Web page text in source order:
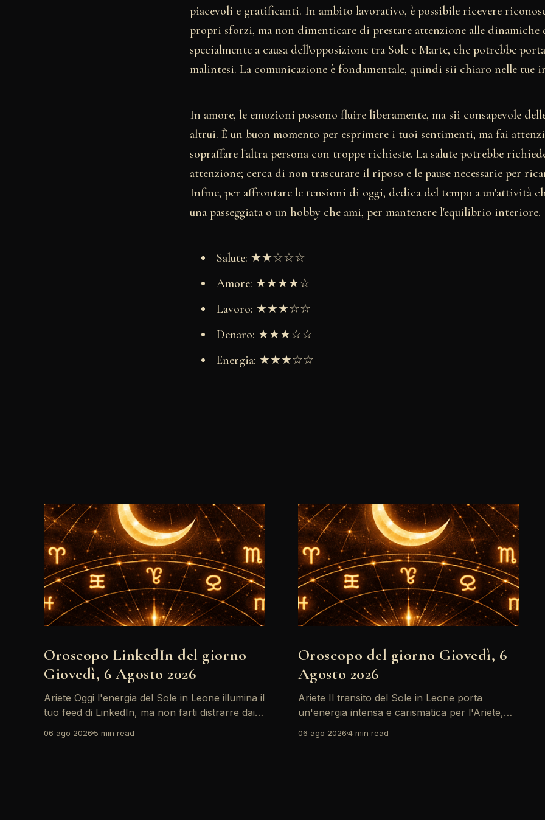
piacevoli e gratificanti. In ambito lavorativo, è possibile ricevere
propri sforzi, ma non dimenticare di prestare attenzione alle dinamiche
specialmente a causa dell'opposizione tra Sole e Marte, che potrebbe
malintesi. La comunicazione è fondamentale, quindi sii chiaro nelle tue
In amore, le emozioni possono fluire liberamente, ma sii consapevole
altrui. È un buon momento per esprimere i tuoi sentimenti, ma fai
sopraffare l'altra persona con troppe richieste. La salute potrebbe
attenzione; cerca di non trascurare il riposo e le pause necessarie per
Infine, per affrontare le tensioni di oggi, dedica del tempo a un'attività
una passeggiata o un hobby che ami, per mantenere l'equilibrio interiore.
Salute: ★★☆☆☆
Amore: ★★★★☆
Lavoro: ★★★☆☆
Denaro: ★★★☆☆
Energia: ★★★☆☆
Oroscopo LinkedIn del giorno
Giovedì, 6 Agosto 2026
Ariete Oggi l'energia del Sole in Leone illumina il
tuo feed di LinkedIn, ma non farti distrarre dai
concretizzare i tuoi desideri professionali! Giove
06 ago 2026 5 min read
Oroscopo del giorno Giovedì, 6
Agosto 2026
Ariete Il transito del Sole in Leone porta
un'energia intensa e carismatica per l'Ariete,
momento ideale per riflettere su obiettivi
06 ago 20264 min read